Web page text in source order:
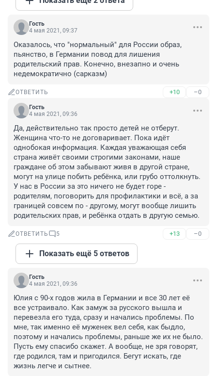
Гость
4 мая 2021, 09:37
Оказалось, что "нормальный" для России образ,
пьянство, в Германии повод для лишения
родительский прав. Конечно, внезапно и очень
недемократично (сарказм)
ОТВЕТИТЬ +10 –0
Гость
4 мая 2021, 09:36
Да, действительно так просто детей не отберут.
Женщина что-то не договаривает. Пока идёт
однобокая информация. Каждая уважающая себя
страна живёт своими строгими законами, наше
граждане об этом забывают живя в другой стране,
могут на улице побить ребёнка, или грубо оттолкнуть.
У нас в России за это ничего не будет горе -
родителям, поговорить для профилактики и всё, а за
границей совсем по - другому, могут вообще лишить
родительских прав, и ребёнка отдать в другую семью.
ОТВЕТИТЬ 5 +13 –0
Показать ещё 5 ответов
Гость
4 мая 2021, 09:36
Юлия с 90-х годов жила в Германии и все 30 лет её
все устраивало. Как замуж за русского вышла и
перевезла его туда, сразу и начались проблемы. По
мне, так именно её муженек вел себя, как быдло,
поэтому и начались проблемы, раньше же их не было.
Пусть ему спасибо скажет. А вообще, не зря говорят,
где родился, там и пригодился. Бегут искать, где
жизнь легче и сытнее.